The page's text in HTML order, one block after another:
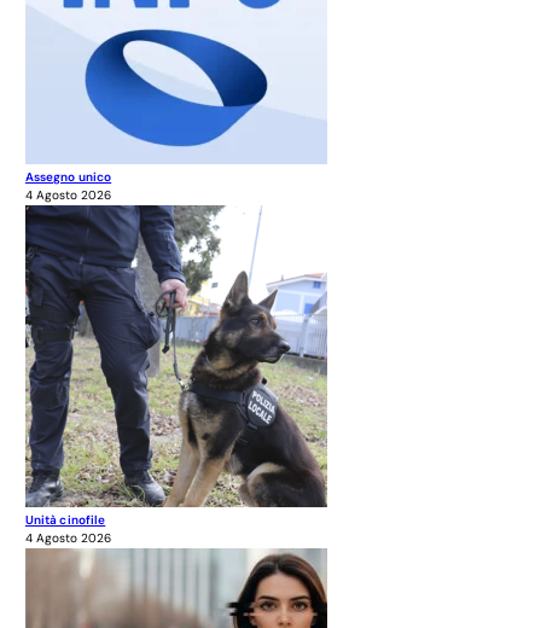
Assegno unico
4 Agosto 2026
Unità cinofile
4 Agosto 2026